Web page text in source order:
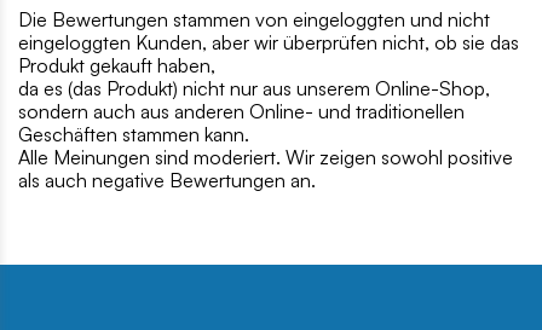
Die Bewertungen stammen von eingeloggten und nicht
eingeloggten Kunden, aber wir überprüfen nicht, ob sie das
Produkt gekauft haben,
da es (das Produkt) nicht nur aus unserem Online-Shop,
sondern auch aus anderen Online- und traditionellen
Geschäften stammen kann.
Alle Meinungen sind moderiert. Wir zeigen sowohl positive
als auch negative Bewertungen an.